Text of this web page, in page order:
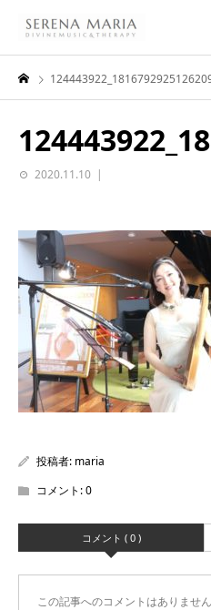
2020.11.10
投稿者: maria
コメント:0
コメント ( 0 )
この記事へのコメントはありません